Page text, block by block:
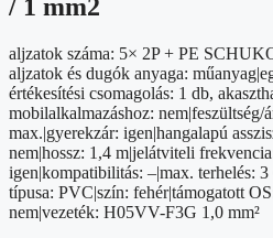
/ 1 mm2
aljzatok száma: 5× 2P + PE
aljzatok és dugók anyaga:
értékesítési csomagolás: 1 db,
mobilalkalmazáshoz: nem|feszültség/
max.|gyerekzár: igen|hangalapú
nem|hossz: 1,4 m|jelátviteli
igen|kompatibilitás: –|max. terhelés:
típusa: PVC|szín: fehér|támogatott
nem|vezeték: H05VV-F3G 1,0 mm²